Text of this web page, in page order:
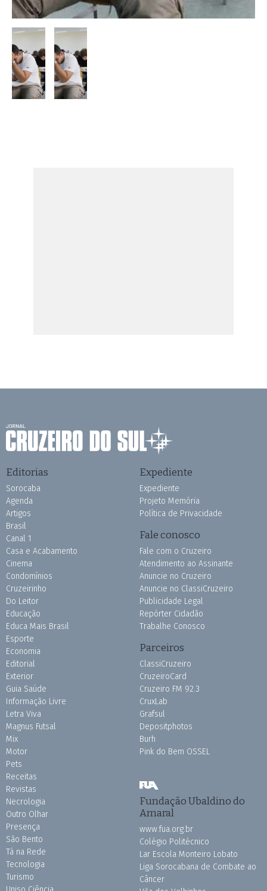
Editorias
Sorocaba
Agenda
Artigos
Brasil
Canal 1
Casa e Acabamento
Cinema
Condomínios
Cruzeirinho
Do Leitor
Educação
Educa Mais Brasil
Esporte
Economia
Editorial
Exterior
Guia Saúde
Informação Livre
Letra Viva
Magnus Futsal
Mix
Motor
Pets
Receitas
Revistas
Necrologia
Outro Olhar
Presença
São Bento
Tá na Rede
Tecnologia
Turismo
Expediente
Expediente
Projeto Memória
Política de Privacidade
Fale conosco
Fale com o Cruzeiro
Atendimento ao Assinante
Anuncie no Cruzeiro
Anuncie no ClassiCruzeiro
Publicidade Legal
Repórter Cidadão
Trabalhe Conosco
Parceiros
ClassiCruzeiro
CruzeiroCard
Cruzeiro FM 92.3
CruxLab
Grafsul
Depositphotos
Burh
Pink do Bem OSSEL
Fundação Ubaldino do
Amaral
www.fua.org.br
Colégio Politécnico
Lar Escola Monteiro Lobato
Liga Sorocabana de Combate ao
Câncer